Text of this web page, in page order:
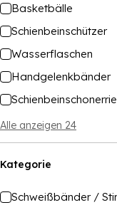
Basketbälle
Schienbeinschützer
Wasserflaschen
Handgelenkbänder
Alle anzeigen 24
Kategorie
Schweißbänder /